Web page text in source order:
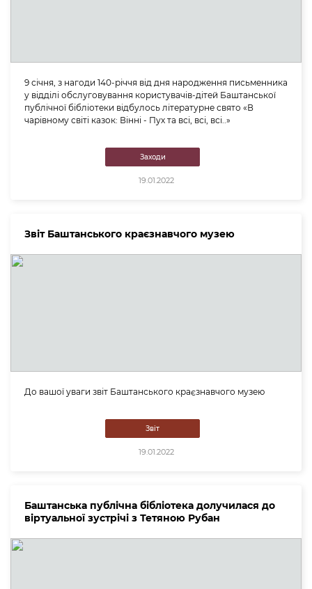
9 січня, з нагоди 140-річчя від дня народження письменника
у відділі обслуговування користувачів-дітей Баштанської
публічної бібліотеки відбулось літературне свято «В
чарівному світі казок: Вінні - Пух та всі, всі, всі..»
Заходи
19.01.2022
Звіт Баштанського краєзнавчого музею
До вашої уваги звіт Баштанського краєзнавчого музею
Звіт
19.01.2022
Баштанська публічна бібліотека долучилася до
віртуальної зустрічі з Тетяною Рубан